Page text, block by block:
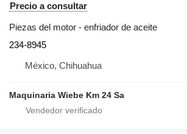
Precio a consultar
Piezas del motor - enfriador de aceite
234-8945
México, Chihuahua
Maquinaria Wiebe Km 24 Sa